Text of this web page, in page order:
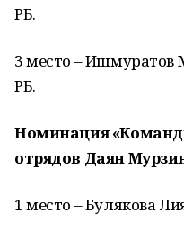
РБ.
3 место – Ишмуратов
РБ.
Номинация
отрядов Даян
1 место – Булякова